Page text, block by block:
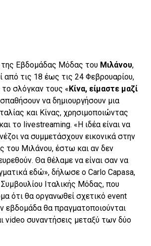
της Εβδομάδας Μόδας του Μιλάνου,
από τις 18 έως τις 24 Φεβρουαρίου,
σλόγκαν τους « Κίνα, είμαστε μαζί
να δημιουργήσουν μια
και Κίνας, χρησιμοποιώντας
το livestreaming. «Η ιδέα είναι να
να συμμετάσχουν εικονικά στην
του Μιλάνου, έστω και αν δεν
Θα θέλαμε να είναι σαν να
εδώ», δήλωσε ο Carlo Capasa,
Ιταλικής Μόδας, που
ότι θα οργανωθεί σχετικό event
εβδομάδα θα πραγματοποιούνται
video συναντήσεις μεταξύ των δύο